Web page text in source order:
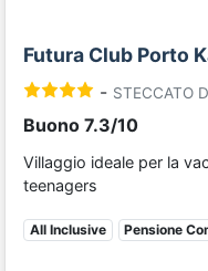
Futura Club Porto
- STECCATO
Buono 7.3/10
Villaggio ideale per la
teenagers
All Inclusive Pensione